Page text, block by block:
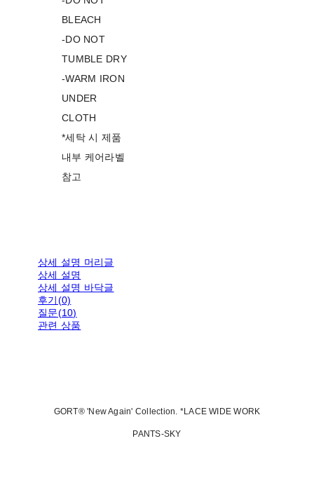
BLEACH
-DO NOT
TUMBLE DRY
-WARM IRON
UNDER
CLOTH
*세탁 시 제품
내부 케어라벨
참고
상세 설명 머리글
상세 설명
상세 설명 바닥글
후기(0)
질문(10)
관련 상품
GORT® 'New Again' Collection. *LACE WIDE WORK
PANTS-SKY